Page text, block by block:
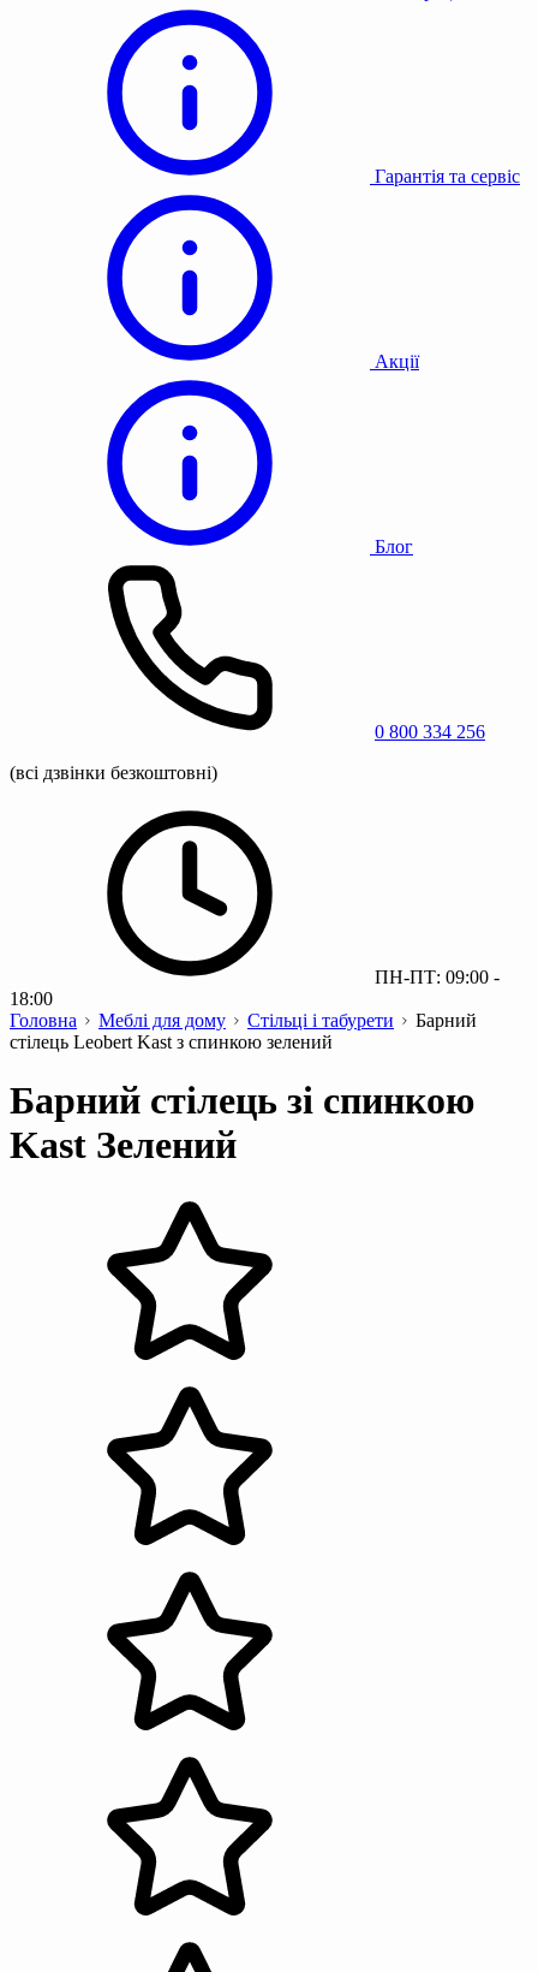
Гарантія та сервіс
Акції
Блог
0 800 334 256
(всі дзвінки безкоштовні)
ПН-ПТ: 09:00 -
18:00
Головна
Меблі для дому Стільці і табурети
Барний
стілець Leobert Kast з спинкою зелений
Барний стілець зі спинкою
Kast Зелений